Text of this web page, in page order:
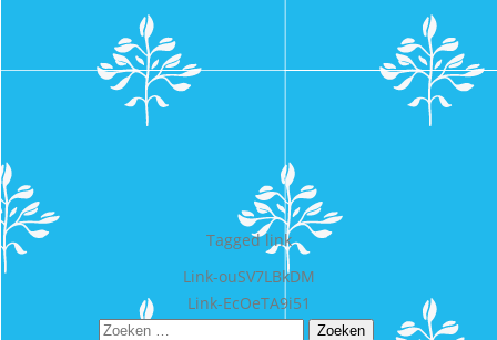
Taggedlink
Bericht
navigatie
Link-ouSV7LBkDM
Link-EcOeTA9i51
Zoeken